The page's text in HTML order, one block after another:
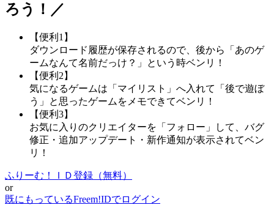
ろう！／
【便利1】
ダウンロード履歴が保存されるので、後から「あのゲ
ームなんて名前だっけ？」という時ベンリ！
【便利2】
気になるゲームは「マイリスト」へ入れて「後で遊ぼ
う」と思ったゲームをメモできてベンリ！
【便利3】
お気に入りのクリエイターを「フォロー」して、バグ
修正・追加アップデート・新作通知が表示されてベン
リ！
ふりーむ！ＩＤ登録（無料）
or
既にもっているFreem!IDでログイン